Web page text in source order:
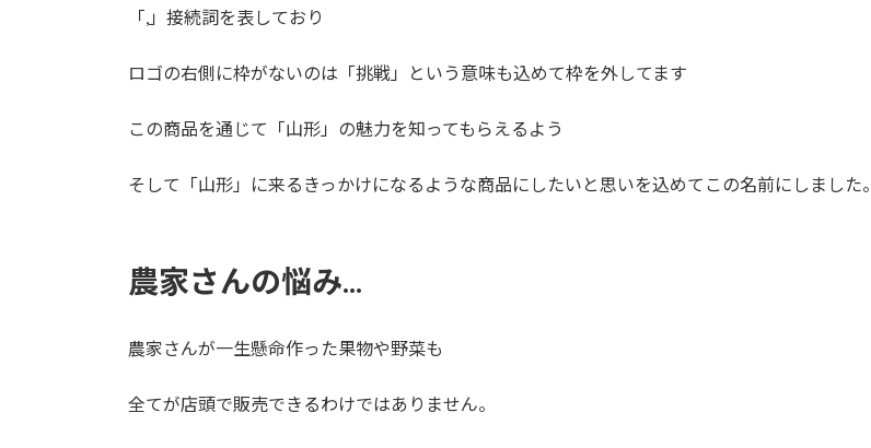
「,」接続詞を表しており
ロゴの右側に枠がないのは「挑戦」という意味も込めて枠を外してます
この商品を通じて「山形」の魅力を知ってもらえるよう
そして「山形」に来るきっかけになるような商品にしたいと思いを込めてこの名前にしました。
農家さんの悩み...
農家さんが一生懸命作った果物や野菜も
全てが店頭で販売できるわけではありません。